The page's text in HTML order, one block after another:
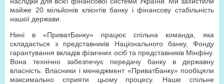
майже 20 мільйонів клієнтів банку і фінансову стабільність
нашої держави.
Нині в «ПриватБанку» працює спільна команда, яка
складається з представників Національного банку, Фонду
гарантування вкладів фізичних осіб та представників Мінфіну.
Вона технічно забезпечує передачу банку в державну
власність. Власники і менеджмент «ПриватБанку» пообіцяли
максимально сприяти цьому процесу. Наше спільне